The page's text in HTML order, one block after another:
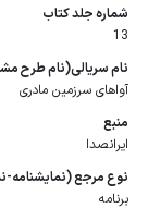
شماره جلد كتاب
13
نام سریالی(نام طرح
آواهای سرزمین مادری
منبع
ایرانصدا
نوع مرجع (نمایشنامه-
برنامه